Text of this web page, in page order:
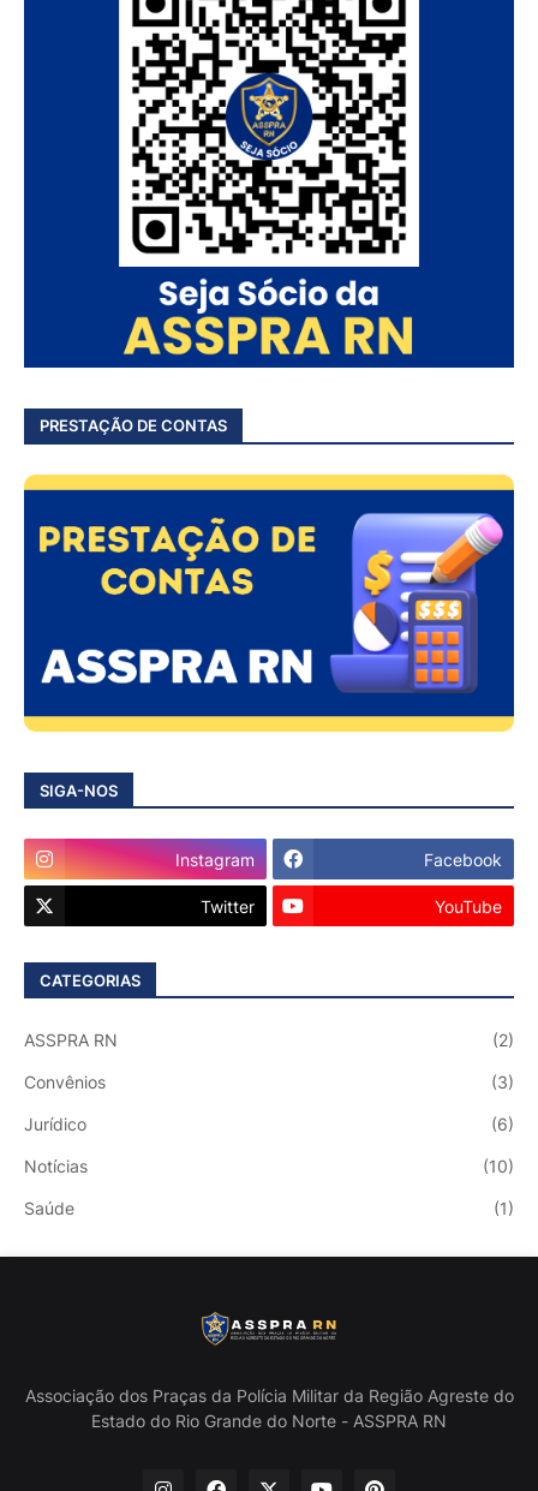
PRESTAÇÃO DE CONTAS
SIGA-NOS
Instagram Facebook
Twitter YouTube
CATEGORIAS
ASSPRA RN (2)
Convênios (3)
Jurídico (6)
Notícias (10)
Saúde (1)
Associação dos Praças da Polícia Militar da Região Agreste do
Estado do Rio Grande do Norte - ASSPRA RN